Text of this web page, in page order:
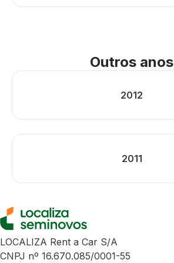
Outros anos
2012
2011
LOCALIZA Rent a Car S/A
CNPJ nº 16.670.085/0001-55